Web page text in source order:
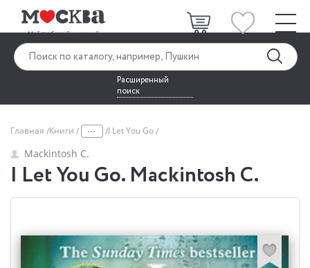
Расширенный
поиск
Главная Книги ... I Let You Go
Mackintosh C.
I Let You Go. Mackintosh C.